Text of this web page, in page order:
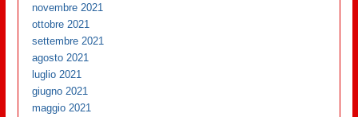
novembre 2021
ottobre 2021
settembre 2021
agosto 2021
luglio 2021
giugno 2021
maggio 2021